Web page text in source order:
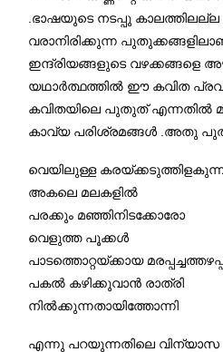
.ഭാഷയുടെ നടപ്പു
വരാനിരിക്കുന്ന
ഇന്ദ്രിയങ്ങളുടെ വഴക്കങ്ങളെ
യഥാർത്ഥത്തിൽ ഈ കവിത
കവിതയിലെ പുതുത് എന്നതിൽ
കാവ്യ പരിശ്രമങ്ങൾ .അതു
വെയിലുള്ള
അകലെ മലകളിൽ
പരക്കും മഞ്ഞിനിടക്കോരോ
വെളുത്ത പൂക്കൾ
പാടത്തൊറ്റയ്ക്കായ
പകൽ കഴിക്കുവാൻ രാത്രി
നിൽക്കുന്നതായിത്തോന്നി
എന്നു പറയുന്നതിലെ വിന്യാസ